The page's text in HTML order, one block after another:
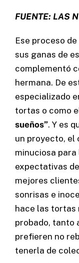
FUENTE: LAS
Ese proceso de
sus ganas de
complementó
hermana. De
especializado
tortas o como
sueños”. Y es
un proyecto, el
minuciosa
expectativas
mejores
sonrisas e
hace las tortas
probado, tanto
prefieren no
tenerla de
CERTIFICACIONES: